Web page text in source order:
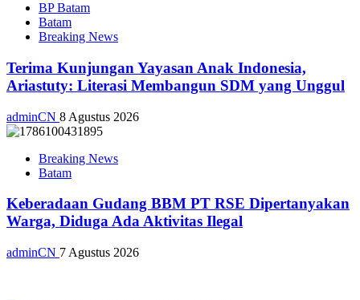
BP Batam
Batam
Breaking News
Terima Kunjungan Yayasan Anak Indonesia,
Ariastuty: Literasi Membangun SDM yang Unggul
adminCN 8 Agustus 2026
Breaking News
Batam
Keberadaan Gudang BBM PT RSE Dipertanyakan
Warga, Diduga Ada Aktivitas Ilegal
adminCN 7 Agustus 2026